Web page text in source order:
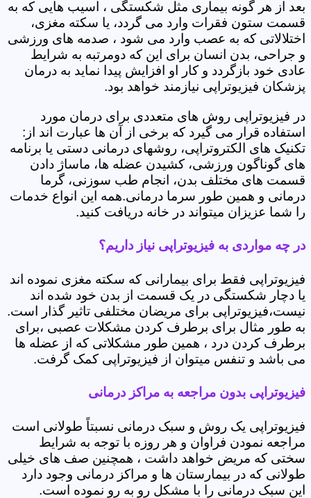
بعد از هر گونه بیماری مثل شکستگی ، اسیب هایی که به
قسمت ستون فقرات وارد می گردد، یا سکته مغزی،
اختلالاتی که به عصب وارد می شود ، صدمه های ورزشی
و جراحی، بدن انسان برای این که دومرتبه به شرایط
عادی خود بازگردد و کار او افزایش پیدا نماید به درمان
پزشکان فیزیوتراپی نیازمند خواهد بود.
در فیزیوتراپی روش های متعددی برای درمان مورد
استفاده قرار می گیرد که برخی از آن ها عبارت اند از:
تکنیک های الکتروتراپی، روشهای درمانی دستی یا برنامه
های گوناگون ورزشی، کشیدن عضله ها، ماساژ دادن
قسمت های مختلف بدن، انجام طب سوزنی، گرما
درمانی و همین طور سرما درمانی.همه این انواع خدمات
را شما عزیزان میتواند در خانه دریافت کنید.
در چه مواردی به فیزیوتراپی نیاز داریم؟
فیزیوتراپی فقط برای بیمارانی که سکته مغزی نموده اند
یا دچار شکستگی در یک قسمت از بدن خود شده اند
نیست،فیزیوتراپی برای مریضان مختلفی تاثیر گذار است.
به طور مثال برای برطرف کردن مشکلات عصبی ،برای
برطرف کردن درد ، همین طور مشکلاتی که از عضله ها
می باشد و تنفس میتوان از فیزیوتراپی کمک گرفت.
فیزیوتراپی بدون مراجعه به مراکز درمانی
فیزیوتراپی یک روش و سبک درمانی نسبتاً طولانی است
مراجعه نمودن فراوان و هر روزه با توجه به شرایط
سختی که مریض خواهد داشت ، همچنین صف های خیلی
طولانی که در بیمارستان ها و مراکز درمانی وجود دارد
این سبک درمانی را با مشکل رو به رو نموده است.